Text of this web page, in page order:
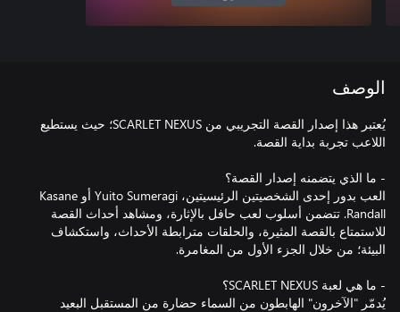
الوصف
يُعتبر هذا إصدار القصة التجريبي من SCARLET NEXUS؛ حيث يستطيع
العب بدور إحدى الشخصيتين الرئيسيتين، Yuito Sumeragi أو Kasane
Randall. تتضمن أسلوب لعب حافل بالإثارة، ومشاهد أحداث القصة
للاستمتاع بالقصة المثيرة، والحلقات مترابطة الأحداث، واستكشاف
يُدمّر "الآخرون" الهابطون من السماء حضارة من المستقبل البعيد